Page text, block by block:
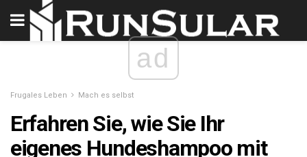
ad
Frugales Leben Mach es selbst
Erfahren Sie, wie Sie Ihr
eigenes Hundeshampoo mit